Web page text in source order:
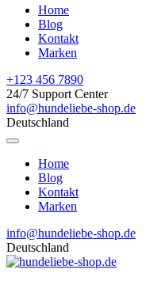
Home
Blog
Kontakt
Marken
+123 456 7890
24/7 Support Center
info@hundeliebe-shop.de
Deutschland
Home
Blog
Kontakt
Marken
info@hundeliebe-shop.de
Deutschland